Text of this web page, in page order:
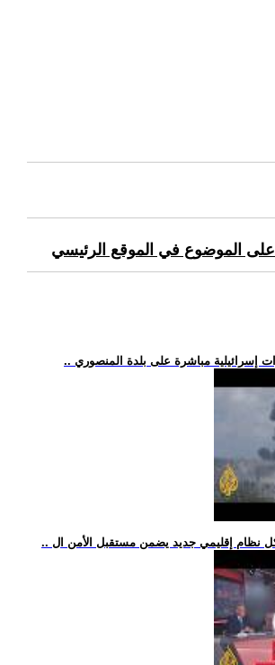
على الموضوع في الموقع الرئيسي
إسرائيلية مباشرة على بلدة المنصوري
نظام إقليمي جديد يضمن مستقبل الأمن ال